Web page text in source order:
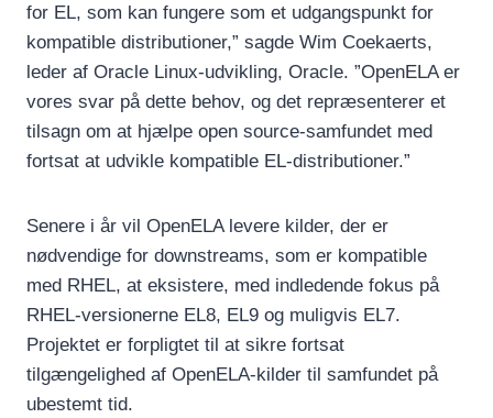
for EL, som kan fungere som et udgangspunkt for
kompatible distributioner,” sagde Wim Coekaerts,
leder af Oracle Linux-udvikling, Oracle. ”OpenELA er
vores svar på dette behov, og det repræsenterer et
tilsagn om at hjælpe open source-samfundet med
fortsat at udvikle kompatible EL-distributioner.”
Senere i år vil OpenELA levere kilder, der er
nødvendige for downstreams, som er kompatible
med RHEL, at eksistere, med indledende fokus på
RHEL-versionerne EL8, EL9 og muligvis EL7.
Projektet er forpligtet til at sikre fortsat
tilgængelighed af OpenELA-kilder til samfundet på
ubestemt tid.